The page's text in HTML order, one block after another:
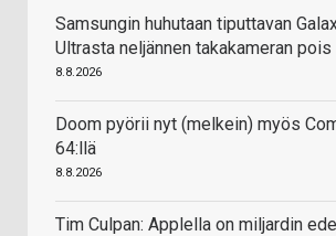
Samsungin huhutaan tiputtavan
Ultrasta neljännen takakameran pois
8.8.2026
Doom pyörii nyt (melkein) myös
64:llä
8.8.2026
Tim Culpan: Applella on miljardin